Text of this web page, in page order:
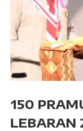
150
LEBARAN